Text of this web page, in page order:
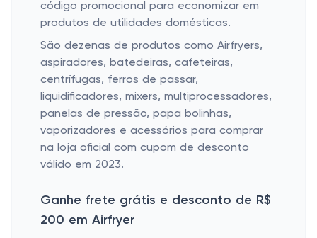
código promocional para economizar em
produtos de utilidades domésticas.
São dezenas de produtos como Airfryers,
aspiradores, batedeiras, cafeteiras,
centrífugas, ferros de passar,
liquidificadores, mixers, multiprocessadores,
panelas de pressão, papa bolinhas,
vaporizadores e acessórios para comprar
na loja oficial com cupom de desconto
válido em 2023.
Ganhe frete grátis e desconto de R$
200 em Airfryer